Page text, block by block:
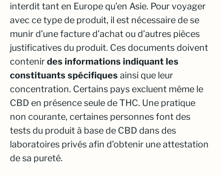
interdit tant en Europe qu’en Asie. Pour voyager
avec ce type de produit, il est nécessaire de se
munir d’une facture d’achat ou d’autres pièces
justificatives du produit. Ces documents doivent
contenirdes informations indiquant les
constituants spécifiques ainsi que leur
concentration. Certains pays excluent même le
CBD en présence seule de THC. Une pratique
non courante, certaines personnes font des
tests du produit à base de CBD dans des
laboratoires privés afin d’obtenir une attestation
de sa pureté.